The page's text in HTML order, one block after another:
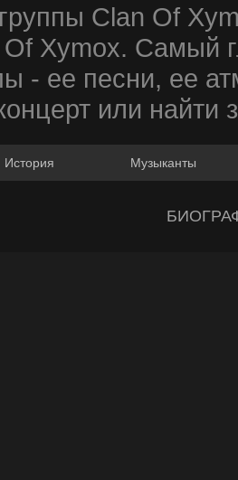
Clan Of
Of Xymox. Самый
- ее песни, ее
или найти
История Музыканты